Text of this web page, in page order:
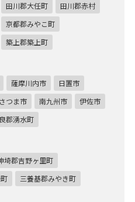
田川郡大任町
田川郡赤村
京都郡みやこ町
築上郡築上町
薩摩川内市
日置市
つま市 南九州市
伊佐市
郡湧水町
埼郡吉野ヶ里町
三養基郡みやき町